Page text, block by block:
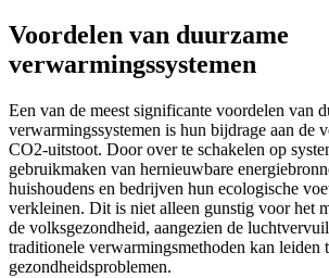
Voordelen van duurzame
verwarmingssystemen
Een van de meest significante voordelen van
verwarmingssystemen is hun bijdrage aan de
CO2-uitstoot. Door over te schakelen op
gebruikmaken van hernieuwbare
huishoudens en bedrijven hun ecologische
verkleinen. Dit is niet alleen gunstig voor het
de volksgezondheid, aangezien de
traditionele verwarmingsmethoden kan leiden
gezondheidsproblemen.